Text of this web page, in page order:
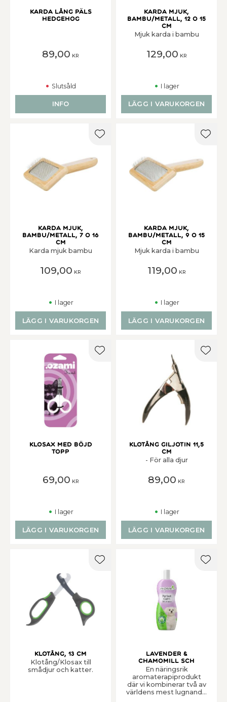
Karda lång päls
hedgehog
89,00 KR
Slutsåld
INFO
Karda mjuk,
bambu/metall, 12 o 15
cm
Mjuk karda i bambu
129,00 KR
I lager
LÄGG I VARUKORGEN
Karda mjuk,
bambu/metall, 7 o 16
cm
Karda mjuk bambu
109,00 KR
Lägg till i favoriter
I lager
LÄGG I VARUKORGEN
Karda mjuk,
bambu/metall, 9 o 15
cm
Mjuk karda i bambu
119,00 KR
I lager
LÄGG I VARUKORGEN
Klosax med böjd
topp
69,00 KR
Lägg till i favoriter
I lager
LÄGG I VARUKORGEN
Klotång Giljotin 11,5
cm
- För alla djur
89,00 KR
I lager
LÄGG I VARUKORGEN
Klotång, 13 cm
Klotång/Klosax till
smådjur och katter.
Lägg till i favoriter
Lavender &
Chamomill Sch
En näringsrik
aromaterapiprodukt
där vi kombinerar två av
världens mest lugnande